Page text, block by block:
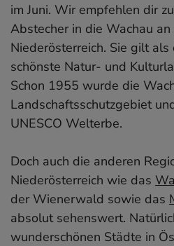
im Juni. Wir empfehlen dir
Abstecher in die Wachau
Niederösterreich. Sie gilt
schönste Natur- und
Schon 1955 wurde die
Landschaftsschutzgebiet
UNESCO Welterbe.
Doch auch die anderen
Niederösterreich wie das
der Wienerwald sowie das
absolut sehenswert.
wunderschönen Städte in